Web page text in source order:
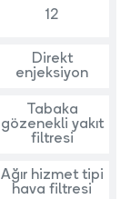
12
Direkt
enjeksiyon
Tabaka
gözenekli yakıt
filtresi
Ağır hizmet tipi
hava filtresi